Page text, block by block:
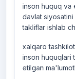
inson huquq va
davlat
takliflar ishlab
xalqaro
inson huquqlari
etilgan